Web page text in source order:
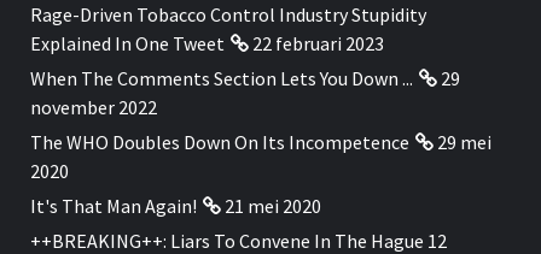
Rage-Driven Tobacco Control Industry Stupidity
Explained In One Tweet
22 februari 2023
When The Comments Section Lets You Down ...
29
november 2022
The WHO Doubles Down On Its Incompetence
29 mei
2020
It's That Man Again!
21 mei 2020
++BREAKING++: Liars To Convene In The Hague 12